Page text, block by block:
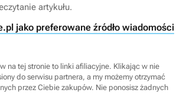
artykułu.
jako preferowane źródło wiadomości
na tej stronie to linki afiliacyjne. Klikając w nie
do serwisu partnera, a my możemy otrzymać
przez Ciebie zakupów. Nie ponosisz żadnych